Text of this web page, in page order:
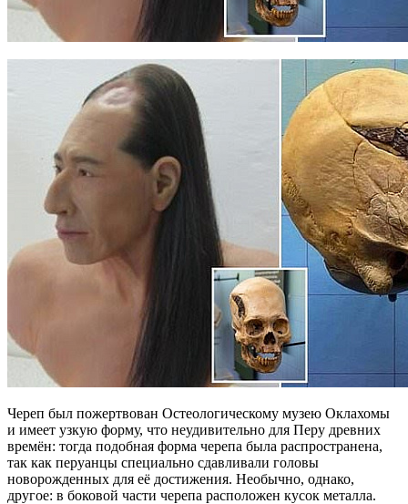
Череп был пожертвован Остеологическому музею Оклахомы
и имеет узкую форму, что неудивительно для Перу древних
времён: тогда подобная форма черепа была распространена,
так как перуанцы специально сдавливали головы
новорожденных для её достижения. Необычно, однако,
другое: в боковой части черепа расположен кусок металла.